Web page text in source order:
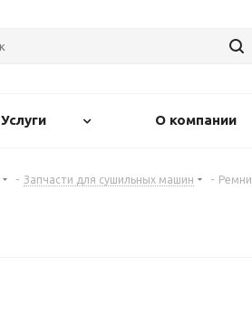
Услуги О компании
- Запчасти для сушильных машин - Ремни